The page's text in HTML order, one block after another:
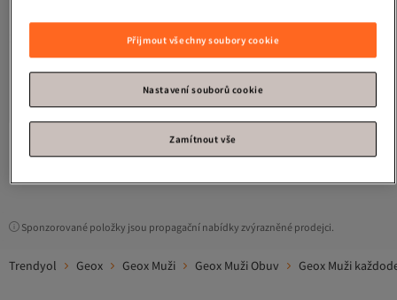
Geox Balerínky Black Kids
-15% 949
Sponzorované položky jsou propagační nabídky zvýrazněné prodejci.
Trendyol Geox Geox Muži Geox Muži Obuv Geox Muži
Přijmout všechny soubory cookie
Nastavení souborů cookie
Zamítnout vše